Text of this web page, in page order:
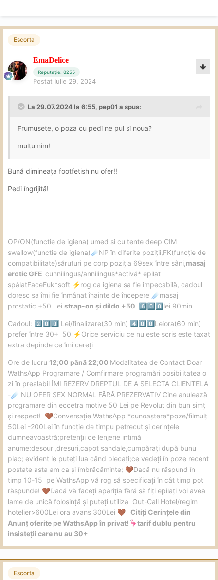
Escorta
EmaDelice
Reputație: 8255
Postat Iulie 29, 2024
La 29.07.2024 la 6:55, pep01 a spus:
Frumusete, o poza cu pedi ne pui si noua?
multumim!
Bună dimineața footfetish nu ofer!!
Pedi îngrijită!
️OP/ON(functie de igiena) umed si cu tente deep CIM
swallow(functie de igiena)☄️ NP în diferite poziții,FK(funcție de
compatibilitate)săruturi pe corp poziția 69sex între sâni,masaj
erotic GFE cunnilingus/annilingus*activă* epilat
spălatFaceFuk*soft ⚡️rog ca igiena sa fie impecabilă, cadoul
doresc sa îmi fie înmânat înainte de începere ☄️ masaj
prostatic +50 Lei strap-on și dildo +50 6️⃣ 0️⃣ 0️⃣lei 90min
Cadoul: 2️⃣ 0️⃣ 0️⃣ Lei/finalizare(30 min) 4️⃣ 0️⃣ 0️⃣Leiora(60 min)
prefer între 30+ 50 ⚡️Orice serviciu ce nu este scris este taxat
extra depinde ce îmi cereți
️Ore de lucru 12;00 până 22;00 Modalitatea de Contact Doar
WathsApp Programare / Comfirmare programări posibilitatea o
zi în prealabil ÎMI REZERV DREPTUL DE A SELECTA CLIENTELA
-☄️ NU OFER SEX NORMAL FĂRĂ PREZERVATIV Cine anulează
programare din eccetra motive 50 Lei pe Revolut din bun simț
și respect! 🤎Conversație WathsApp *cunoaștere*poze/filmulț
50Lei -200Lei în funcție de timpu petrecut și cerințele
dumneavoastră;pretenții de lenjerie intimă
anume:desouri,dresuri,capot sandale,cumpărați după bunu
plac; evident le puteți lua când plecați;ce vedeți în poze recent
postate asta am ca și îmbrăcăminte; 🤎Dacă nu răspund în
timp 10-15 pe WathsApp vă rog să specificați în cât timp pot
răspunde! 🤎Dacă vă faceți apariția fără să fiți epilați voi avea
lame de unică folosință și puteți utiliza Out-Call Hotel/regim
hotelier>600Lei ora avans 300Lei 🤎
Citiți Cerințele din
Anunț oferite pe WathsApp în privat! 🦩tarif dublu pentru
insisteții care nu au 30+
Escorta